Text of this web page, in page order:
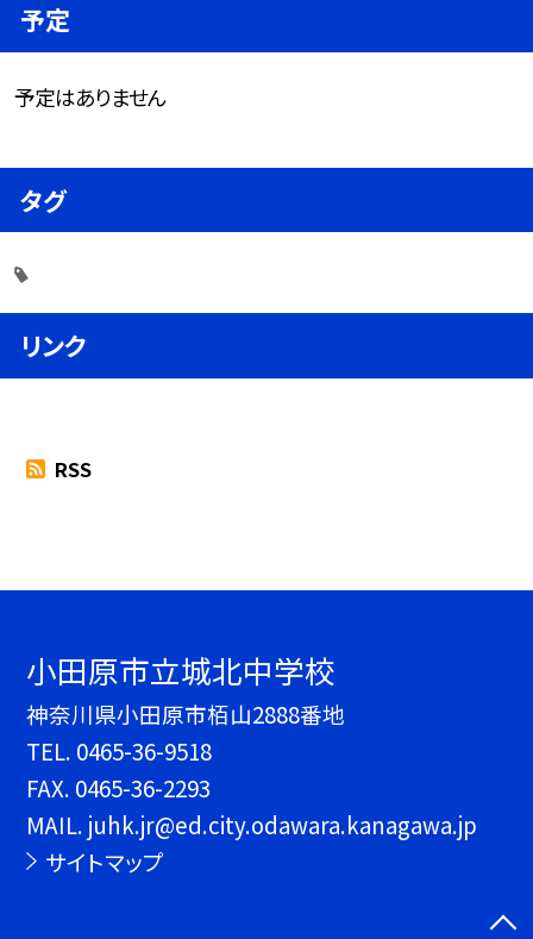
予定
予定はありません
タグ
リンク
RSS
小田原市立城北中学校
神奈川県小田原市栢山2888番地
TEL. 0465-36-9518
FAX. 0465-36-2293
MAIL. juhk.jr@ed.city.odawara.kanagawa.jp
サイトマップ